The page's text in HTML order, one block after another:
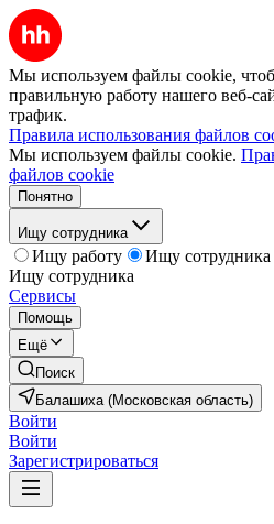
Мы используем файлы cookie,
правильную работу нашего веб-
трафик.
Правила использования файлов
Мы используем файлы cookie.
файлов cookie
Понятно
Ищу сотрудника
Ищу работу
Ищу сотрудника
Ищу сотрудника
Сервисы
Помощь
Ещё
Поиск
Балашиха (Московская область)
Войти
Войти
Зарегистрироваться